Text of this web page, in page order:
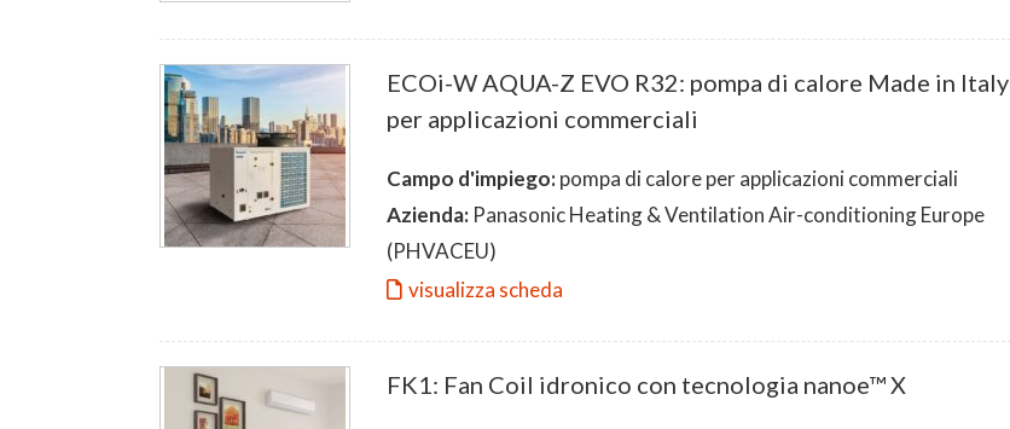
ECOi-W AQUA-Z EVO R32: pompa di calore Made in Italy
per applicazioni commerciali
Campo d'impiego:pompa di calore per applicazioni commerciali
Azienda:Panasonic Heating & Ventilation Air-conditioning Europe
(PHVACEU)
visualizza scheda
FK1: Fan Coil idronico con tecnologia nanoe™ X